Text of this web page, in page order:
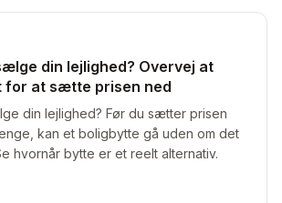
din lejlighed? Overvej at
for at sætte prisen ned
din lejlighed? Før du sætter prisen
kan et boligbytte gå uden om det
hvornår bytte er et reelt alternativ.